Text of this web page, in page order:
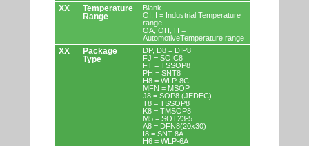
XX
Temperature
Range
Blank
OI, I = Industrial Temperature
range
OA, OH, H =
AutomotiveTemperature range
XX
Package
Type
DP, D8 = DIP8
FJ = SOIC8
FT = TSSOP8
PH = SNT8
H8 = WLP-8C
MFN = MSOP
J8 = SOP8 (JEDEC)
T8 = TSSOP8
K8 = TMSOP8
M5 = SOT23-5
A8 = DFN8(20x30)
I8 = SNT-8A
H6 = WLP-6A